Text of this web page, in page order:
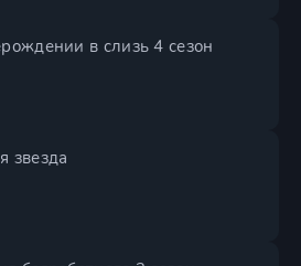
в слизь 4 сезон
звезда